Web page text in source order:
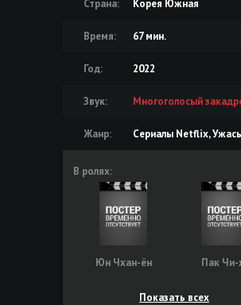
Страна: Корея Южная
Время: 67 мин.
Год: 2022
Звук: Многоголосый
Жанр: Сериалы Netflix,
В ролях:
Юн Чхан-ён Пак Чи-
Показать всех